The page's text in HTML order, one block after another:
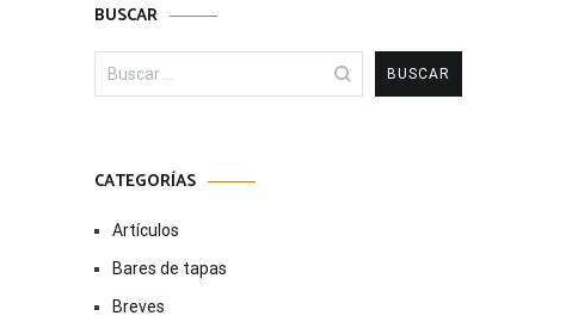
BUSCAR
Buscar:
CATEGORÍAS
Artículos
Bares de tapas
Breves